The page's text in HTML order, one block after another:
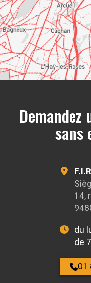
sans
14,
du
de
01